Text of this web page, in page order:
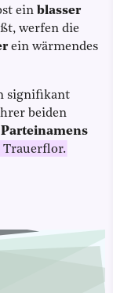
ein blasser
werfen die
ein wärmendes
signifikant
beiden
Trauerflor.